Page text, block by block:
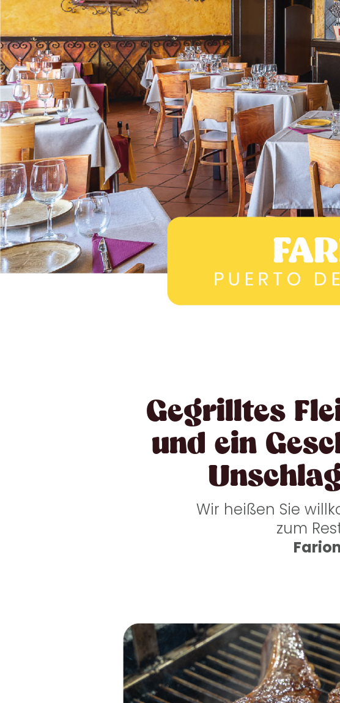
Gegrilltes
und ein
Wir heißen Sie
zum